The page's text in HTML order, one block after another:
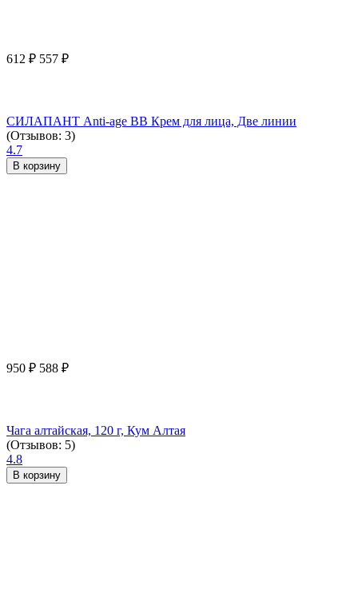
612 ₽ 557 ₽
СИЛАПАНТ Anti-age ВВ Крем для лица, Две линии
(Отзывов: 3)
4.7
В корзину
950 ₽ 588 ₽
Чага алтайская, 120 г, Кум Алтая
(Отзывов: 5)
4.8
В корзину